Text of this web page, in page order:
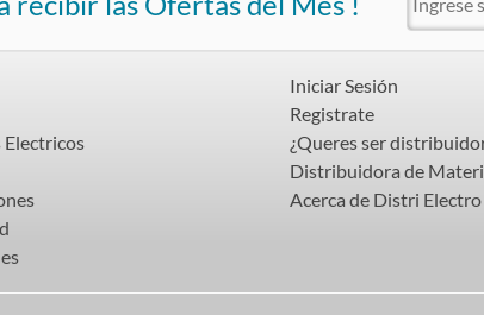
Electricos
Iniciar Sesión
Registrate
¿Queres ser
Distribuidora de
Acerca de Distri Electro